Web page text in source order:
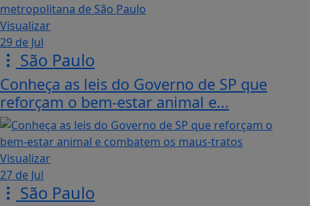
Visualizar
29 de Jul
São Paulo
Conheça as leis do Governo de SP que
reforçam o bem-estar animal e...
Visualizar
27 de Jul
São Paulo